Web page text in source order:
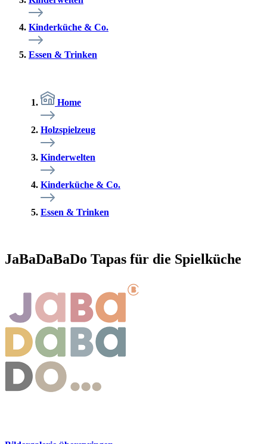
Kinderküche & Co.
Essen & Trinken
Home
Holzspielzeug
Kinderwelten
Kinderküche & Co.
Essen & Trinken
JaBaDaBaDo Tapas für die Spielküche